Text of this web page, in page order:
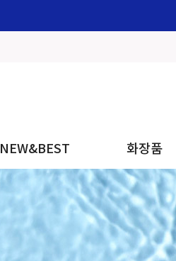
NEW&BEST 화장품